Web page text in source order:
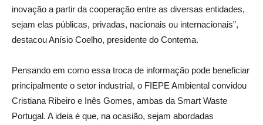
inovação a partir da cooperação entre as diversas entidades,
sejam elas públicas, privadas, nacionais ou internacionais”,
destacou Anísio Coelho, presidente do Contema.
Pensando em como essa troca de informação pode beneficiar
principalmente o setor industrial, o FIEPE Ambiental convidou
Cristiana Ribeiro e Inês Gomes, ambas da Smart Waste
Portugal. A ideia é que, na ocasião, sejam abordadas